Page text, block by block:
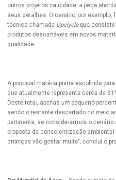
outros projetos na cidade, a peça
seus detalhes. O cenário, por exemplo,
técnica chamada Upclycleque consiste
produtos descartáveis em novos
qualidade.
A principal matéria prima escolhida para
que atualmente representa cerca de
Deste total, apenas um pequeno
sendo o restante descartado no meio
pertinente, se considerarmos o
proposta de conscientização ambiental
crianças vão gostar muito”, conclui o